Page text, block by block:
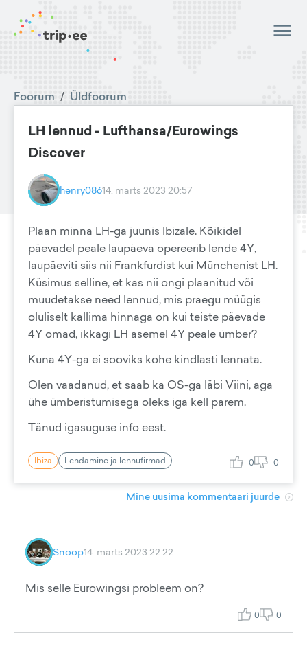
Foorum / Üldfoorum
LH lennud - Lufthansa/Eurowings
Discover
henry08614. märts 2023 20:57
Plaan minna LH-ga juunis Ibizale. Kõikidel
päevadel peale laupäeva opereerib lende 4Y,
laupäeviti siis nii Frankfurdist kui Münchenist LH.
Küsimus selline, et kas nii ongi plaanitud või
muudetakse need lennud, mis praegu müügis
oluliselt kallima hinnaga on kui teiste päevade
4Y omad, ikkagi LH asemel 4Y peale ümber?
Kuna 4Y-ga ei sooviks kohe kindlasti lennata.
Olen vaadanud, et saab ka OS-ga läbi Viini, aga
ühe ümberistumisega oleks iga kell parem.
Tänud igasuguse info eest.
Ibiza Lendamine ja lennufirmad 0 0
Mine uusima kommentaari juurde
Snoop14. märts 2023 22:22
Mis selle Eurowingsi probleem on?
0 0